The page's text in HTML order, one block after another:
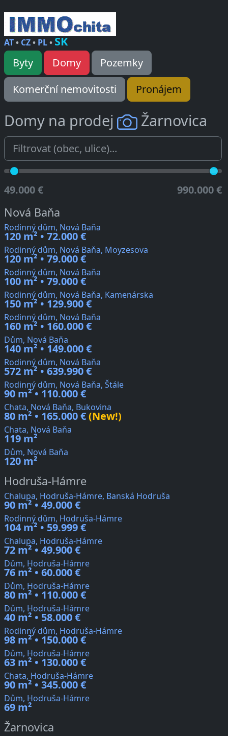
AT• CZ• PL• SK
Byty Domy
Pozemky
Komerční nemovitosti
Pronájem
Domy na prodej Žarnovica
49.000 € 990.000 €
Nová Baňa
Rodinný dům, Nová Baňa
120 m² • 72.000 €
Rodinný dům, Nová Baňa, Moyzesova
120 m² • 79.000 €
Rodinný dům, Nová Baňa
100 m² • 79.000 €
Rodinný dům, Nová Baňa, Kamenárska
150 m² • 129.900 €
Rodinný dům, Nová Baňa
160 m² • 160.000 €
Dům, Nová Baňa
140 m² • 149.000 €
Rodinný dům, Nová Baňa
572 m² • 639.990 €
Rodinný dům, Nová Baňa, Štále
90 m² • 110.000 €
Chata, Nová Baňa, Bukovina
80 m² • 165.000 €(New!)
Chata, Nová Baňa
119 m²
Dům, Nová Baňa
120 m²
Hodruša-Hámre
Chalupa, Hodruša-Hámre, Banská Hodruša
90 m² • 49.000 €
Rodinný dům, Hodruša-Hámre
104 m² • 59.999 €
Chalupa, Hodruša-Hámre
72 m² • 49.900 €
Dům, Hodruša-Hámre
76 m² • 60.000 €
Dům, Hodruša-Hámre
80 m² • 110.000 €
Dům, Hodruša-Hámre
40 m² • 58.000 €
Rodinný dům, Hodruša-Hámre
98 m² • 150.000 €
Dům, Hodruša-Hámre
63 m² • 130.000 €
Chata, Hodruša-Hámre
90 m² • 345.000 €
Dům, Hodruša-Hámre
69 m²
Žarnovica